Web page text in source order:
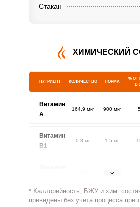
Стакан
ХИМИЧЕСКИЙ
НУТРИЕНТ КОЛИЧЕСТВО НОРМА
%
В
Витамин
A
164.9 мкг 900 мкг
Витамин
В1
0.8 мг 1.5 мг
1.8 мг
Витамин
182.5 мг 500 мг
* Каллорийность, БЖУ и хим.
приведены без учета процесса